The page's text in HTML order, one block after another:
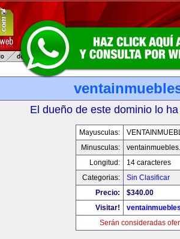
El dueño de este dominio lo
Mayusculas:
Minusculas:
Longitud:
14 caracteres
Categorias:
Sin Clasificar
Precio:
$340.00
Visitar!
Serán consideradas